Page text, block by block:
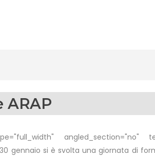
ARAP
angled_section="no"
gennaio si è svolta una giornata di